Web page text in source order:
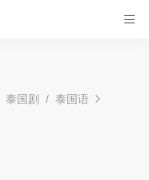
泰国剧 / 泰国语